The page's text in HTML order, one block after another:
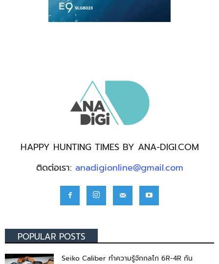
HAPPY HUNTING TIMES BY ANA-DIGI.COM
ติดต่อเรา: anadigionline@gmail.com
POPULAR POSTS
Seiko Caliber ทำความรู้จักกลไก 6R-4R กัน